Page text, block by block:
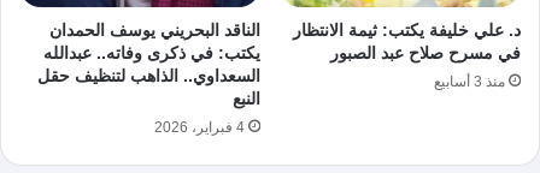
د. علي خليفة يكتب: ثيمة الانتظار
في مسرح صلاح عبد الصبور
منذ 3 أسابيع
الناقد البحريني يوسف الحمدان
يكتب: في ذكرى وفاته.. عبدالله
السعداوي.. الذاهب لتنظيف حقل
النبع
4 فبراير، 2026